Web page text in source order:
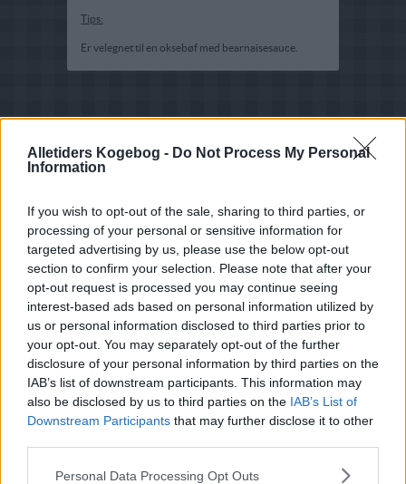
Alletiders Kogebog - Do Not Process My Personal
Information
If you wish to opt-out of the sale, sharing to third parties, or
processing of your personal or sensitive information for
targeted advertising by us, please use the below opt-out
section to confirm your selection. Please note that after your
opt-out request is processed you may continue seeing
interest-based ads based on personal information utilized by
us or personal information disclosed to third parties prior to
your opt-out. You may separately opt-out of the further
disclosure of your personal information by third parties on the
IAB’s list of downstream participants. This information may
also be disclosed by us to third parties on the IAB’s List of
Downstream Participants that may further disclose it to other
Personal Data Processing Opt Outs
Tips:
Er velegnet til en oksebøf med bearnaisesauce.
Opskriftsinfo
Indsendt af : Christensen